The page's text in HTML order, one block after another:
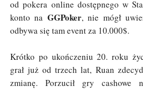
od pokera online dostępnego w
konto na GGPoker, nie mógł
odbywa się tam event za 10.000$.
Krótko po ukończeniu 20. roku
grał już od trzech lat, Ruan
zmianę. Porzucił gry cashowe